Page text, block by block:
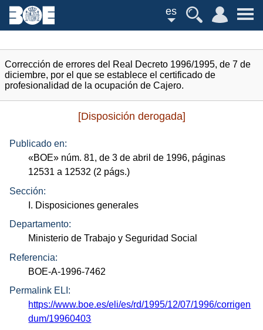
es
Corrección de errores del Real Decreto 1996/1995, de 7 de
diciembre, por el que se establece el certificado de
profesionalidad de la ocupación de Cajero.
[Disposición derogada]
Publicado en:
«BOE» núm. 81, de 3 de abril de 1996, páginas
12531 a 12532 (2 págs.)
Sección:
I. Disposiciones generales
Departamento:
Ministerio de Trabajo y Seguridad Social
Referencia:
BOE-A-1996-7462
Permalink ELI:
https://www.boe.es/eli/es/rd/1995/12/07/1996/corrigen
dum/19960403